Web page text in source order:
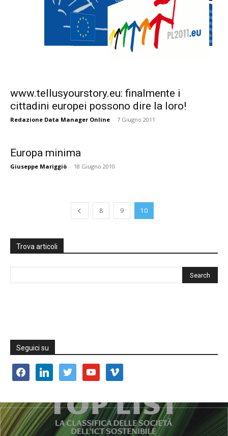
www.tellusyourstory.eu: finalmente i
cittadini europei possono dire la loro!
Redazione Data Manager Online - 7 Giugno 2011
Europa minima
Giuseppe Mariggiò - 18 Giugno 2010
8 9 10
Trova articoli
Seguici su
facebooklinkedin twitter youtube vimeo